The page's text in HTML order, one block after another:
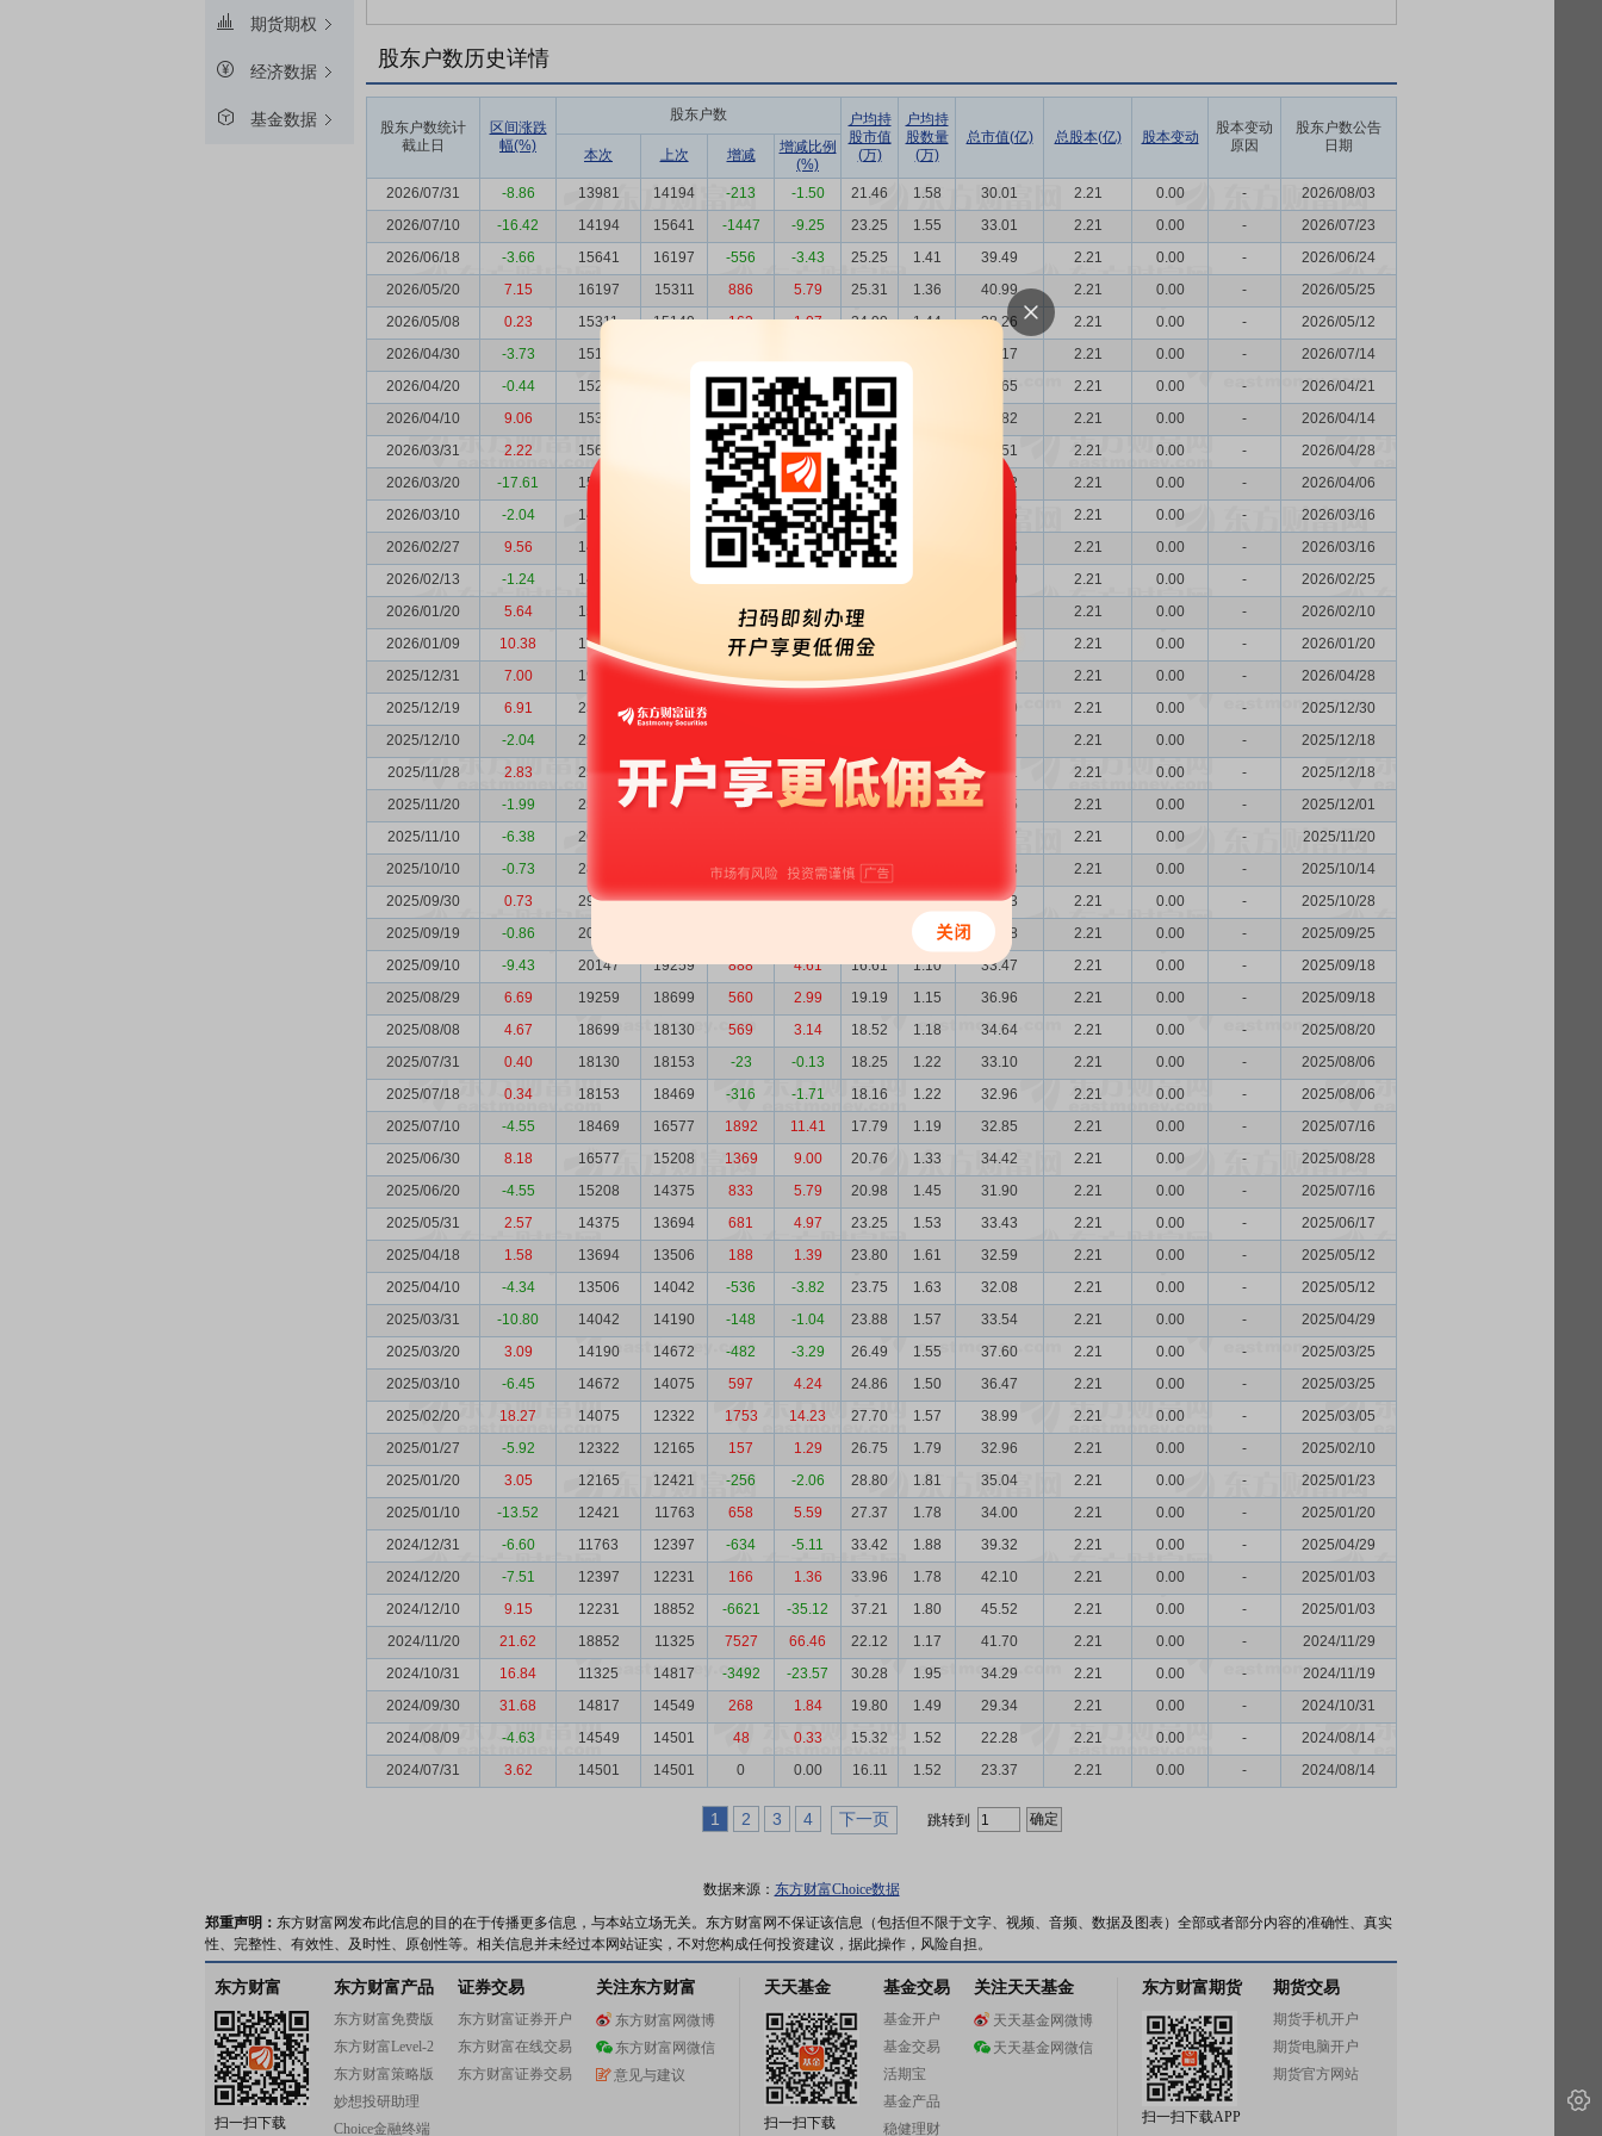
期货期权
经济数据
基金数据
股东户数历史详情
股东户数统计
截止日
区间涨跌
幅(%)
股东户数
户均持
股市值
(万)
户均持
股数量
(万)
总市值(亿) 总股本(亿) 股本变动
股本变动
原因
股东户数公告
日期
本次 上次 增减
增减比例
(%)
2026/07/31
-8.86 13981 14194 -213 -1.50 21.46 1.58 30.01 2.21 0.00 -
2026/08/03
2026/07/10
-16.42 14194 15641 -1447 -9.25 23.25 1.55 33.01 2.21 0.00 -
2026/07/23
2026/06/18
-3.66 15641 16197 -556 -3.43 25.25 1.41 39.49 2.21 0.00 -
2026/06/24
2026/05/20
7.15 16197 15311 886 5.79 25.31 1.36 40.99 2.21 0.00 -
2026/05/25
2026/05/08
0.23 15311 15149 162 1.07 24.99 1.44 38.26 2.21 0.00 -
2026/05/12
2026/04/30
-3.73 15149 38.17 2.21 0.00 -
2026/07/14
2026/04/20
-0.44 15265 -92 -0.60 25.97 39.65 2.21 0.00 -
2026/04/21
2026/04/10
9.06 15357 -266 -1.70 25.93 39.82 2.21 0.00 -
2026/04/14
2026/03/31
2.22 15623 285 1.86 23.37 36.51 2.21 0.00 -
2026/04/28
2026/03/20
-17.61 15338 356 2.38 23.29 35.72 2.21 0.00 -
2026/04/06
2026/03/10
-2.04 14982 442 3.04 28.94 43.35 2.21 0.00 -
2026/03/16
2026/02/27
9.56 14540 130 0.90 30.44 44.26 2.21 0.00 -
2026/03/16
2026/02/13
-1.24 14410 15618 1.53 40.40 2.21 0.00 -
2026/02/25
2026/01/20
5.64 15618 -1656 -9.59 26.19 40.91 2.21 0.00 -
2026/02/10
2026/01/09
10.38 17274 -2438 -12.37 22.42 38.72 2.21 0.00 -
2026/01/20
2025/12/31
7.00 19712 23876 -4164 17.80 1.12 35.08 2.21 0.00 -
2026/04/28
2025/12/19
6.91 23876 25022 32.79 2.21 0.00 -
2025/12/30
2025/12/10
-2.04 25022 30.67 2.21 0.00 -
2025/12/18
2025/11/28
2.83 25384 25961 -577 -2.22 12.33 0.87 31.31 2.21 0.00 -
2025/12/18
2025/11/20
-1.99 25961 26178 -217 -0.83 11.73 0.85 30.45 2.21 0.00 -
2025/12/01
2025/11/10
-6.38 26178 31.07 2.21 0.00 -
2025/11/20
2025/10/10
-0.73 28234 -910 -3.12 11.75 33.18 2.21 0.00 -
2025/10/14
2025/09/30
0.73 29144 20039 9105 45.44 11.47 0.76 33.43 2.21 0.00 -
2025/10/28
2025/09/19
-0.86 20039 1.10 33.18 2.21 0.00 -
2025/09/25
2025/09/10
-9.43 20147 19259 888 4.61 16.61 1.10 33.47 2.21 0.00 -
2025/09/18
2025/08/29
6.69 19259 18699 560 2.99 19.19 1.15 36.96 2.21 0.00 -
2025/09/18
2025/08/08
4.67 18699 18130 569 3.14 18.52 1.18 34.64 2.21 0.00 -
2025/08/20
2025/07/31
0.40 18130 18153 -23 -0.13 18.25 1.22 33.10 2.21 0.00 -
2025/08/06
2025/07/18
0.34 18153 18469 -316 -1.71 18.16 1.22 32.96 2.21 0.00 -
2025/08/06
2025/07/10
-4.55 18469 16577 1892 11.41 17.79 1.19 32.85 2.21 0.00 -
2025/07/16
2025/06/30
8.18 16577 15208 1369 9.00 20.76 1.33 34.42 2.21 0.00 -
2025/08/28
2025/06/20
-4.55 15208 14375 833 5.79 20.98 1.45 31.90 2.21 0.00 -
2025/07/16
2025/05/31
2.57 14375 13694 681 4.97 23.25 1.53 33.43 2.21 0.00 -
2025/06/17
2025/04/18
1.58 13694 13506 188 1.39 23.80 1.61 32.59 2.21 0.00 -
2025/05/12
2025/04/10
-4.34 13506 14042 -536 -3.82 23.75 1.63 32.08 2.21 0.00 -
2025/05/12
2025/03/31
-10.80 14042 14190 -148 -1.04 23.88 1.57 33.54 2.21 0.00 -
2025/04/29
2025/03/20
3.09 14190 14672 -482 -3.29 26.49 1.55 37.60 2.21 0.00 -
2025/03/25
2025/03/10
-6.45 14672 14075 597 4.24 24.86 1.50 36.47 2.21 0.00 -
2025/03/25
2025/02/20
18.27 14075 12322 1753 14.23 27.70 1.57 38.99 2.21 0.00 -
2025/03/05
2025/01/27
-5.92 12322 12165 157 1.29 26.75 1.79 32.96 2.21 0.00 -
2025/02/10
2025/01/20
3.05 12165 12421 -256 -2.06 28.80 1.81 35.04 2.21 0.00 -
2025/01/23
2025/01/10
-13.52 12421 11763 658 5.59 27.37 1.78 34.00 2.21 0.00 -
2025/01/20
2024/12/31
-6.60 11763 12397 -634 -5.11 33.42 1.88 39.32 2.21 0.00 -
2025/04/29
2024/12/20
-7.51 12397 12231 166 1.36 33.96 1.78 42.10 2.21 0.00 -
2025/01/03
2024/12/10
9.15 12231 18852 -6621 -35.12 37.21 1.80 45.52 2.21 0.00 -
2025/01/03
2024/11/20
21.62 18852 11325 7527 66.46 22.12 1.17 41.70 2.21 0.00 -
2024/11/29
2024/10/31
16.84 11325 14817 -3492 -23.57 30.28 1.95 34.29 2.21 0.00 -
2024/11/19
2024/09/30
31.68 14817 14549 268 1.84 19.80 1.49 29.34 2.21 0.00 -
2024/10/31
2024/08/09
-4.63 14549 14501 48 0.33 15.32 1.52 22.28 2.21 0.00 -
2024/08/14
2024/07/31
3.62 14501 14501 0 0.00 16.11 1.52 23.37 2.21 0.00 - 2024/08/14
1 2 3 4 下一页 跳转到
数据来源： 东方财富Choice数据
郑重声明： 东方财富网发布此信息的目的在于传播更多信息，与本站立场无关。东方财富网不保证该信息（包括但不限于文字、视频、音频、数据及图表）全部或者部分内容的准确性、真实
性、完整性、有效性、及时性、原创性等。相关信息并未经过本网站证实，不对您构成任何投资建议，据此操作，风险自担。
东方财富
扫一扫下载
东方财富产品
东方财富免费版
东方财富Level-2
东方财富策略版
妙想投研助理
Choice金融终端
证券交易
东方财富证券开户
东方财富在线交易
东方财富证券交易
关注东方财富
东方财富网微博
东方财富网微信
意见与建议
天天基金
扫一扫下载
基金交易
基金开户
基金交易
活期宝
基金产品
稳健理财
关注天天基金
天天基金网微博
天天基金网微信
东方财富期货
扫一扫下载APP
期货交易
期货手机开户
期货电脑开户
期货官方网站